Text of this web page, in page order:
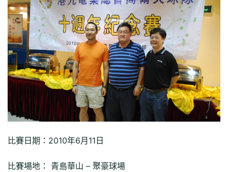
比賽日期：2010年6月11日
比賽場地： 青島華山 – 聚豪球場